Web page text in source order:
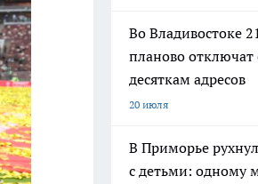
Во Владивостоке
планово отключат
десяткам адресов
20 июля
В Приморье
с детьми: одному